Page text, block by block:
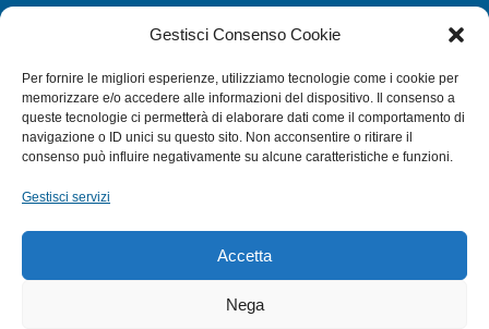
Gestisci Consenso Cookie
Per fornire le migliori esperienze, utilizziamo tecnologie come i cookie per
memorizzare e/o accedere alle informazioni del dispositivo. Il consenso a
queste tecnologie ci permetterà di elaborare dati come il comportamento di
navigazione o ID unici su questo sito. Non acconsentire o ritirare il
consenso può influire negativamente su alcune caratteristiche e funzioni.
Gestisci servizi
Accetta
Nega
CATEGORIE
MULINELLI
CANNE
ACCESSORI NAUTICI